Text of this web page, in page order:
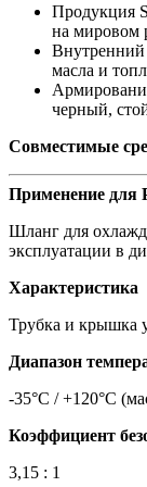
Продукция
на мировом
масла и
черный,
Совместимые
Применение для
Шланг для
эксплуатации в
Характеристика
Трубка и крышка
Диапазон
-35°C / +120°C
Коэффициент
3,15 : 1